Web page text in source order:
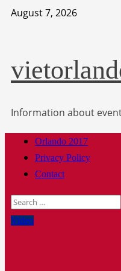
Skip
August 7, 2026
Information about
Primary
Menu
Orlando 2017
Privacy Policy
Contact
Search
for:
Video